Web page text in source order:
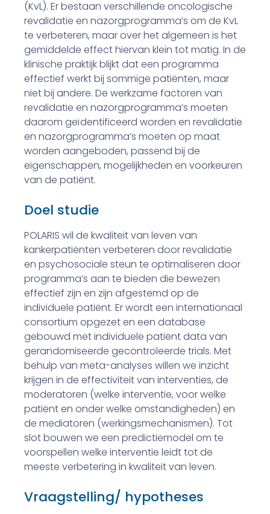
(KvL). Er bestaan verschillende oncologische
revalidatie en nazorgprogramma’s om de KvL
te verbeteren, maar over het algemeen is het
gemiddelde effect hiervan klein tot matig. In de
klinische praktijk blijkt dat een programma
effectief werkt bij sommige patiënten, maar
niet bij andere. De werkzame factoren van
revalidatie en nazorgprogramma’s moeten
daarom geïdentificeerd worden en revalidatie
en nazorgprogramma’s moeten op maat
worden aangeboden, passend bij de
eigenschappen, mogelijkheden en voorkeuren
van de patiënt.
Doel studie
POLARIS wil de kwaliteit van leven van
kankerpatiënten verbeteren door revalidatie
en psychosociale steun te optimaliseren door
programma’s aan te bieden die bewezen
effectief zijn en zijn afgestemd op de
individuele patiënt. Er wordt een internationaal
consortium opgezet en een database
gebouwd met individuele patiënt data van
gerandomiseerde gecontroleerde trials. Met
behulp van meta-analyses willen we inzicht
krijgen in de effectiviteit van interventies, de
moderatoren (welke interventie, voor welke
patiënt en onder welke omstandigheden) en
de mediatoren (werkingsmechanismen). Tot
slot bouwen we een predictiemodel om te
voorspellen welke interventie leidt tot de
meeste verbetering in kwaliteit van leven.
Vraagstelling/ hypotheses